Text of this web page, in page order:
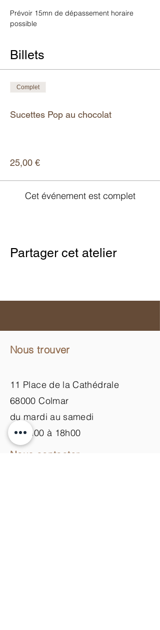
Prévoir 15mn de dépassement horaire
possible
Billets
Complet
Sucettes Pop au chocolat
25,00 €
Cet événement est complet
Partager cet atelier
Nous trouver
11 Place de la Cathédrale
68000 Colmar
du mardi au samedi
de 9h00 à 18h00
Nous contacter